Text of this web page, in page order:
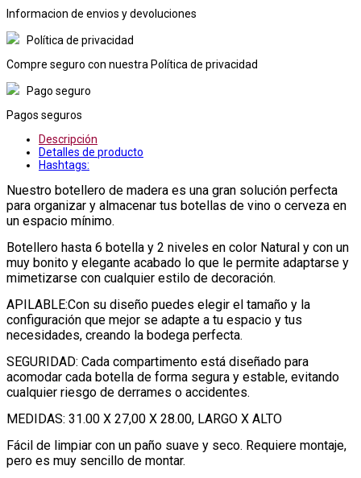
Informacion de envios y devoluciones
Política de privacidad
Compre seguro con nuestra Política de privacidad
Pago seguro
Pagos seguros
Descripción
Detalles de producto
Hashtags:
Nuestro botellero de madera es una gran solución perfecta
para organizar y almacenar tus botellas de vino o cerveza en
un espacio mínimo.
Botellero hasta 6 botella y 2 niveles en color Natural y con un
muy bonito y elegante acabado lo que le permite adaptarse y
mimetizarse con cualquier estilo de decoración.
APILABLE:Con su diseño puedes elegir el tamaño y la
configuración que mejor se adapte a tu espacio y tus
necesidades, creando la bodega perfecta.
SEGURIDAD: Cada compartimento está diseñado para
acomodar cada botella de forma segura y estable, evitando
cualquier riesgo de derrames o accidentes.
MEDIDAS: 31.00 X 27,00 X 28.00, LARGO X ALTO
Fácil de limpiar con un paño suave y seco. Requiere montaje,
pero es muy sencillo de montar.